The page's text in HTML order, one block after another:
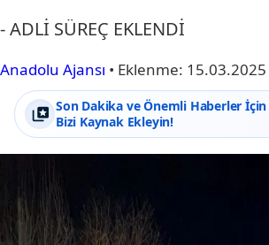
- ADLİ SÜREÇ EKLENDİ
Anadolu Ajansı • Eklenme:
Son Dakika ve Önemli Haberler
Bizi Kaynak Ekleyin!